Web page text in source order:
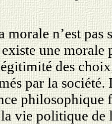
morale n’est
une
des
par la
philosophique
vie politique de